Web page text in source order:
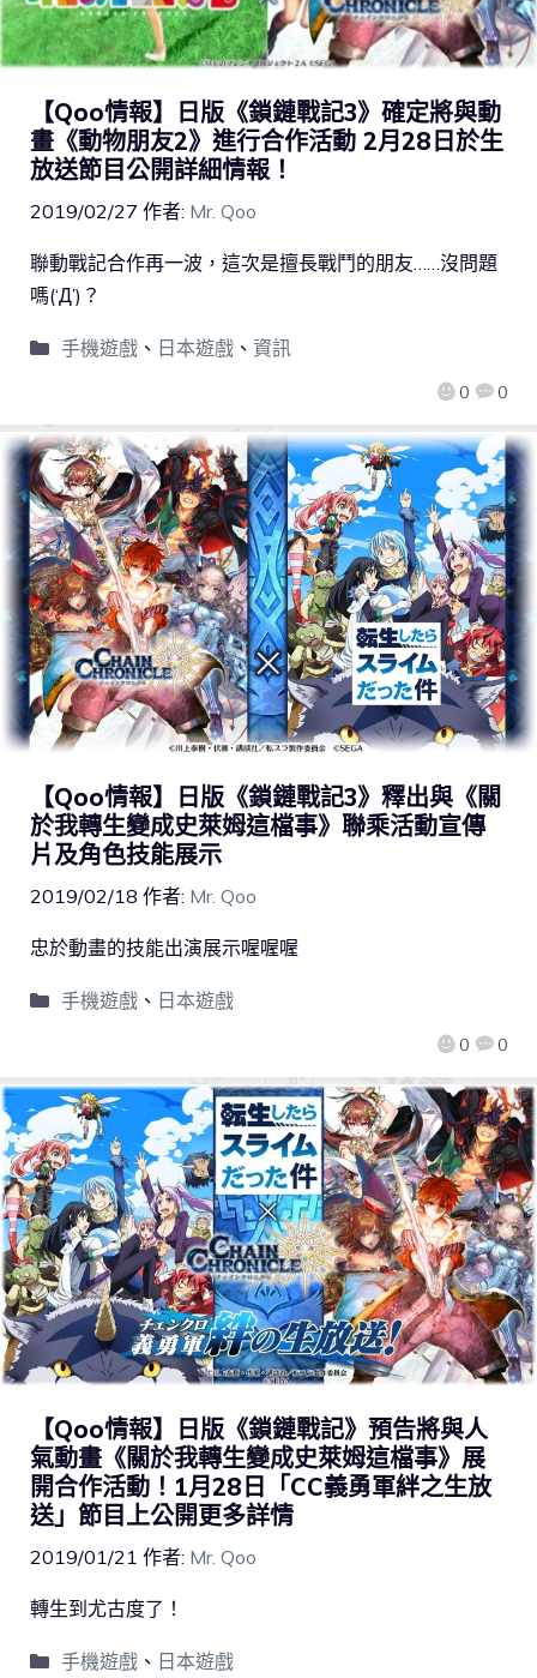
【Qoo情報】日版《鎖鏈戰記3》確定將與動
畫《動物朋友2》進行合作活動 2月28日於生
放送節目公開詳細情報！
2019/02/27 作者: Mr. Qoo
0 0
聯動戰記合作再一波，這次是擅長戰鬥的朋友……沒問題
嗎(‘Д’)？
手機遊戲、 日本遊戲、 資訊
【Qoo情報】日版《鎖鏈戰記3》釋出與《關
於我轉生變成史萊姆這檔事》聯乘活動宣傳
片及角色技能展示
2019/02/18 作者: Mr. Qoo
0 0
忠於動畫的技能出演展示喔喔喔
手機遊戲、 日本遊戲
【Qoo情報】日版《鎖鏈戰記》預告將與人
氣動畫《關於我轉生變成史萊姆這檔事》展
開合作活動！1月28日「CC義勇軍絆之生放
送」節目上公開更多詳情
2019/01/21 作者: Mr. Qoo
轉生到尤古度了！
手機遊戲、 日本遊戲